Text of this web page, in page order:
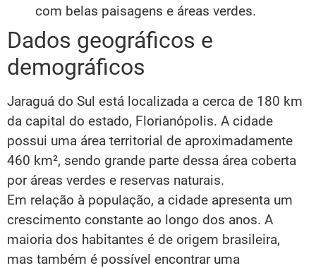
com belas paisagens e áreas verdes.
Dados geográficos e
demográficos
Jaraguá do Sul está localizada a cerca de 180 km
da capital do estado, Florianópolis. A cidade
possui uma área territorial de aproximadamente
460 km², sendo grande parte dessa área coberta
por áreas verdes e reservas naturais.
Em relação à população, a cidade apresenta um
crescimento constante ao longo dos anos. A
maioria dos habitantes é de origem brasileira,
mas também é possível encontrar uma